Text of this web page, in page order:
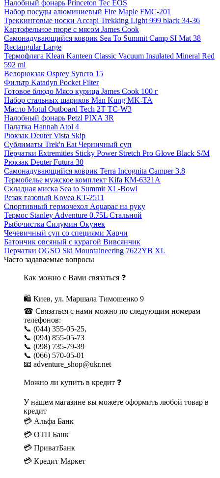
Налобный фонарь Princeton Tec EOS
Набор посуды алюминиевый Fire Maple FMC-201
Треккинговые носки Accapi Trekking Light 999 black 34-36
Картофельное пюре с мясом James Cook
Самонадувающийся коврик Sea To Summit Camp SI Mat 38
Rectangular Large
Термофляга Klean Kanteen Classic Vacuum Insulated Mineral Red
592 ml
Велорюкзак Osprey Syncro 15
Фильтр Katadyn Pocket Filter
Готовое блюдо Мясо курица James Cook 100 г
Набор стальных шариков Man Kung MK-TA
Масло Motul Outboard Tech 2T TC-W3
Налобный фонарь Petzl PIXA 3R
Палатка Hannah Atol 4
Рюкзак Deuter Vista Skip
Сублиматы Trek'n Eat Черничный суп
Перчатки Extremities Sticky Power Stretch Pro Glove Black S/M
Рюкзак Deuter Futura 30
Самонадувающийся коврик Terra Incognita Camper 3.8
Термобелье мужское комплект Kifa КМ-6321А
Складная миска Sea to Summit XL-Bowl
Резак газовый Kovea KT-2511
Спортивный гермочехол Aquapac на руку
Термос Stanley Adventure 0.75L Стальной
Рыбочистка Силумин Окунек
Чечевичный суп со специями Харчи
Батончик овсяный с курагой Вивсянчик
Перчатки OGSO Ski Mountaineering 7622YB XL
Часто задаваемые вопросы
Как можно с Вами связаться ❓
🛍 Киев, ул. Маршала Тимошенко 9
☎ Связаться с нами можно по следующим номерам
телефонов:
📞 (044) 355-05-25,
📞 (094) 855-05-73
📞 (098) 735-79-39
📞 (066) 570-05-01
📧 adventure_shop@ukr.net
Можно ли купить в кредит ❓
У нашем магазине вы можете оформить любой товар в
кредит
💳 Альфа Банк
💳 ОТП Банк
💳 ПриватБанк
💳 Кредит Маркет